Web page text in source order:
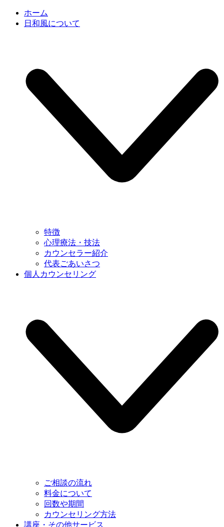
ホーム
日和風について
特徴
心理療法・技法
カウンセラー紹介
代表ごあいさつ
個人カウンセリング
ご相談の流れ
料金について
回数や期間
カウンセリング方法
講座・その他サービス